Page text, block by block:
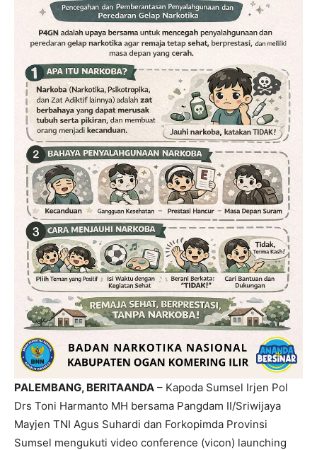
PALEMBANG, BERITAANDA – Kapoda Sumsel Irjen Pol
Drs Toni Harmanto MH bersama Pangdam II/Sriwijaya
Mayjen TNI Agus Suhardi dan Forkopimda Provinsi
Sumsel mengukuti video conference (vicon) launching